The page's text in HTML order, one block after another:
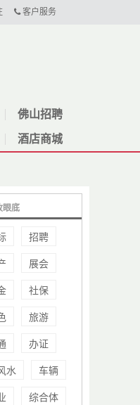
客户服务
佛山招聘
酒店商城
眼底
招聘
展会
社保
旅游
办证
水 车辆
综合体